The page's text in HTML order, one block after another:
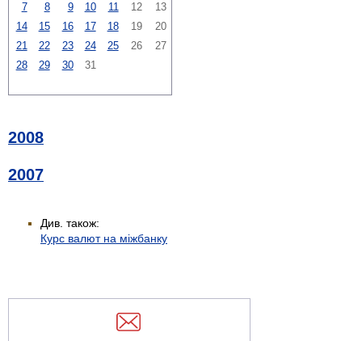
7
8 9 10 11 12
13
14
15 16 17 18 19
20
21
22 23 24 25 26
27
28
29 30 31
2008
2007
Див. також:
Курс валют на міжбанку